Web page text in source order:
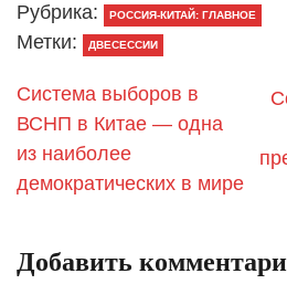
Рубрика: РОССИЯ-КИТАЙ: ГЛАВНОЕ
Метки: ДВЕСЕССИИ
Система выборов в
ВСНП в Китае — одна
из наиболее
демократических в мире
Добавить